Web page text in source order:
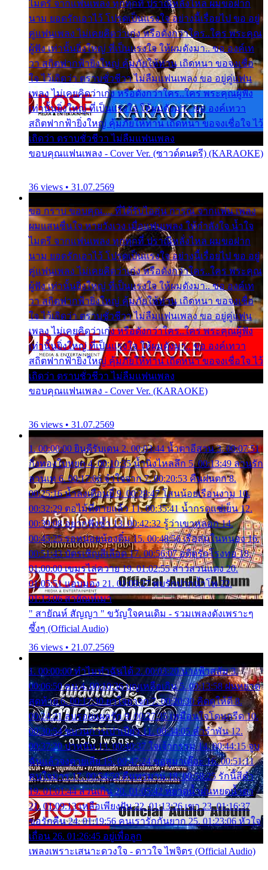
ไมตรี จากแฟนเพลง ทุกทุกที่ ปราณีหลั่งไหล ผมขอฝาก
นาม ยอดรักเอาไว้ โปรดเป็นแรงใจ อย่างนี้เรื่อยไป ขอ อยู่
คู่แฟนเพลง ไม่เคยคิดว่าเก่ง หรือดังกว่าใคร..ใคร พระคุณ
ผู้ฟัง เท่านั้นยิ่งใหญ่ ที่เป็นแรงใจ ให้ผมดังมา.. ขอ องค์เท
วา สถิตฟากฟ้ายิ่งใหญ่ คุ้มภัยให้ท่าน เถิดหนา ขอจงเชื่อ
ใจ ไว้เถิดว่า ตราบชั่วชีวา ไม่ลืมแฟนเพลง ขอ อยู่คู่แฟน
เพลง ไม่เคยคิดว่าเก่ง หรือดังกว่าใคร..ใคร พระคุณผู้ฟัง
เท่านั้นยิ่งใหญ่ ที่เป็นแรงใจ ให้ผมดังมา.. ขอ องค์เทวา
สถิตฟากฟ้ายิ่งใหญ่ คุ้มภัยให้ท่าน เถิดหนา ขอจงเชื่อใจ ไว้
เถิดว่า ตราบชั่วชีวา ไม่ลืมแฟนเพลง
ขอบคุณแฟนเพลง - Cover Ver. (ซาวด์ดนตรี) (KARAOKE)
36 views • 31.07.2569
ขอ กราบ ขอบคุณ.... ที่ได้รับไออุ่น การุณ จากแฟน เพลง
ผมแสนชื่นใจ หายวังเวง เมื่อแฟนเพลง ให้กำลังใจ น้ำใจ
ไมตรี จากแฟนเพลง ทุกทุกที่ ปราณีหลั่งไหล ผมขอฝาก
นาม ยอดรักเอาไว้ โปรดเป็นแรงใจ อย่างนี้เรื่อยไป ขอ อยู่
คู่แฟนเพลง ไม่เคยคิดว่าเก่ง หรือดังกว่าใคร..ใคร พระคุณ
ผู้ฟัง เท่านั้นยิ่งใหญ่ ที่เป็นแรงใจ ให้ผมดังมา.. ขอ องค์เท
วา สถิตฟากฟ้ายิ่งใหญ่ คุ้มภัยให้ท่าน เถิดหนา ขอจงเชื่อ
ใจ ไว้เถิดว่า ตราบชั่วชีวา ไม่ลืมแฟนเพลง ขอ อยู่คู่แฟน
เพลง ไม่เคยคิดว่าเก่ง หรือดังกว่าใคร..ใคร พระคุณผู้ฟัง
เท่านั้นยิ่งใหญ่ ที่เป็นแรงใจ ให้ผมดังมา.. ขอ องค์เทวา
สถิตฟากฟ้ายิ่งใหญ่ คุ้มภัยให้ท่าน เถิดหนา ขอจงเชื่อใจ ไว้
เถิดว่า ตราบชั่วชีวา ไม่ลืมแฟนเพลง
ขอบคุณแฟนเพลง - Cover Ver. (KARAOKE)
36 views • 31.07.2569
1. 00:00:00 ยินดีรับเดน 2. 00:03:44 น้ำตาอีสาน 3. 00:07:51
กิ่งทองใบหยก 4. 00:10:35 น้ำนิ่งไหลลึก 5. 00:13:49 ลานรัก
ลานเท 6. 00:17:06 จำใจจาก 7. 00:20:53 คืนฝนตก 8.
00:25:16 น้ำลงเดือนยี่ 9. 00:28:47 โสนน้อยเรือนงาม 10.
00:32:29 ตอไม้ที่ตายแล้ว 11. 00:35:41 น้ำกรดแช่เย็น 12.
00:39:08 อยากฟังซ้ำ 13. 00:42:32 รู้ว่าเขาหลอก 14.
00:45:25 รอหน่อยน้องติ๋ม 15. 00:48:56 เรือล่มในหนอง 16.
00:51:43 บัตรเชิญสีเลือด 17. 00:56:07 อดีตรักโรงทอ 18.
01:00:00 เขมรไล่ควาย 19. 01:02:55 สาวสวนแตง 20.
01:05:51 แอบมอง 21. 01:09:27 พบรักปากน้ำโพ 22.
01:13:06 สายัณห์เมา
" สายัณห์ สัญญา " ขวัญใจคนเดิม - รวมเพลงดังเพราะๆ
ซึ้งๆ (Official Audio)
36 views • 21.07.2569
1. 00:00:00 ทำไมทำฉันได้ 2. 00:03:20 นางฟ้าสลัม 3.
00:06:50 คน 4. 00:10:36 บุญเหลือเกิน 5. 00:13:58 ฝนหยาด
สุดท้าย 6. 00:17:30 ยาใจยาจก 7. 00:20:30 คิดดูให้ดี 8.
00:24:21 ลบรอยแผลรัก 9. 00:27:35 เหมือนใจโดนกรีด 10.
00:30:54 ขบวนการเปาเปียว 11. 00:34:05 คำรำพัน 12.
00:37:20 ปาหนัน 13. 00:40:37 ใจเจ้ากรรม 14. 00:44:15 จูบ
ฉันแล้วจงตายเสีย 15. 00:47:24 ขอสูมาเต๊อะ 16. 00:51:11
คนใจมาร 17. 00:54:50 คืนทรมาน 18. 00:58:25 รักนี้สีดำ
19. 01:01:44 ส่วนเกิน 20. 01:05:42 หยาดน้ำฝนหยดน้ำตา
21. 01:09:13 เหลือเพียงฝัน 22. 01:13:26 เขา 23. 01:16:37
ขอรักคืน 24. 01:19:56 คนเรารักกันยาก 25. 01:23:06 หัวใจ
เถื่อน 26. 01:26:45 อยู่เพื่อลูก
เพลงเพราะเสนาะดวงใจ - ดาวใจ ไพจิตร (Official Audio)